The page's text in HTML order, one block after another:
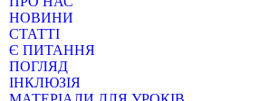
НОВИНИ
СТАТТІ
Є ПИТАННЯ
ПОГЛЯД
ІНКЛЮЗІЯ